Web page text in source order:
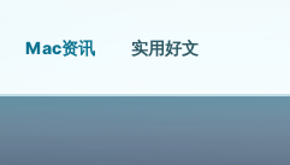
Mac资讯 实用好文